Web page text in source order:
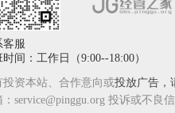
客服
间：工作日（9:00--18:00）
投资本站、合作意向或投放广告，
：service@pinggu.org 投诉或不良